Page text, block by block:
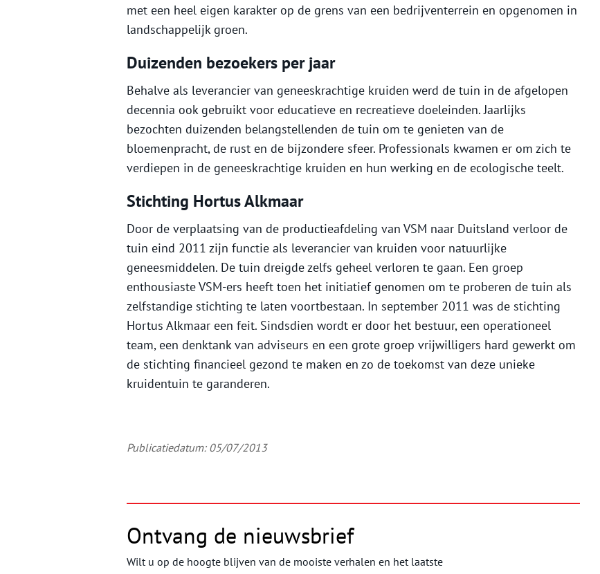
met een heel eigen karakter op de grens van een bedrijventerrein en opgenomen in
landschappelijk groen.
Duizenden bezoekers per jaar
Behalve als leverancier van geneeskrachtige kruiden werd de tuin in de afgelopen
decennia ook gebruikt voor educatieve en recreatieve doeleinden. Jaarlijks
bezochten duizenden belangstellenden de tuin om te genieten van de
bloemenpracht, de rust en de bijzondere sfeer. Professionals kwamen er om zich te
verdiepen in de geneeskrachtige kruiden en hun werking en de ecologische teelt.
Stichting Hortus Alkmaar
Door de verplaatsing van de productieafdeling van VSM naar Duitsland verloor de
tuin eind 2011 zijn functie als leverancier van kruiden voor natuurlijke
geneesmiddelen. De tuin dreigde zelfs geheel verloren te gaan. Een groep
enthousiaste VSM-ers heeft toen het initiatief genomen om te proberen de tuin als
zelfstandige stichting te laten voortbestaan. In september 2011 was de stichting
Hortus Alkmaar een feit. Sindsdien wordt er door het bestuur, een operationeel
team, een denktank van adviseurs en een grote groep vrijwilligers hard gewerkt om
de stichting financieel gezond te maken en zo de toekomst van deze unieke
kruidentuin te garanderen.
Publicatiedatum: 05/07/2013
Ontvang de nieuwsbrief
Wilt u op de hoogte blijven van de mooiste verhalen en het laatste